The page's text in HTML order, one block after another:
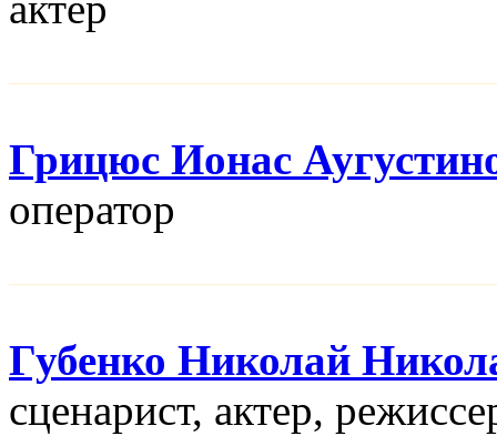
Грицюс Ионас
оператор
Губенко Николай
сценарист, актер,